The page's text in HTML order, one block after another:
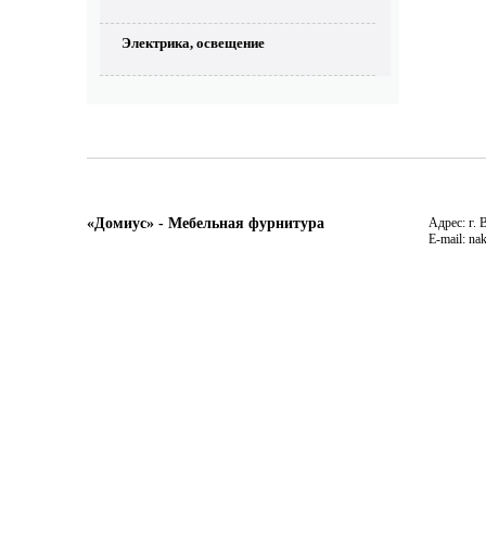
Электрика, освещение
«Домиус» - Мебельная фурнитура
Адрес: г.
E-mail: